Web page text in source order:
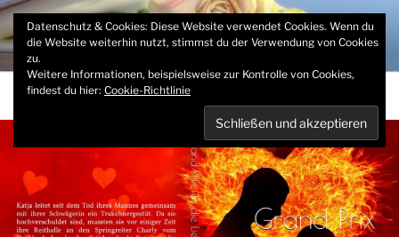
Zum
Inhalt
springen
MEIN SCHREIBBLOG
Barbara Behrend
Datenschutz & Cookies: Diese Website verwendet Cookies. Wenn du
die Website weiterhin nutzt, stimmst du der Verwendung von Cookies
zu.
Weitere Informationen, beispielsweise zur Kontrolle von Cookies,
findest du hier: Cookie-Richtlinie